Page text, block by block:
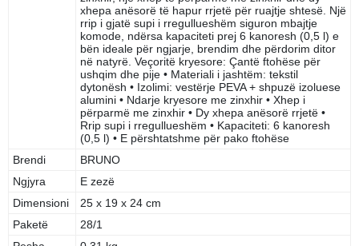
xhepa anësorë të hapur rrjetë për ruajtje shtesë. Një
rrip i gjatë supi i rregullueshëm siguron mbajtje
komode, ndërsa kapaciteti prej 6 kanoresh (0,5 l) e
bën ideale për ngjarje, brendim dhe përdorim ditor
në natyrë. Veçoritë kryesore: Çantë ftohëse për
ushqim dhe pije • Materiali i jashtëm: tekstil
dytonësh • Izolimi: vestërje PEVA + shpuzë izoluese
alumini • Ndarje kryesore me zinxhir • Xhep i
përparmë me zinxhir • Dy xhepa anësorë rrjetë •
Rrip supi i rregullueshëm • Kapaciteti: 6 kanoresh
(0,5 l) • E përshtatshme për pako ftohëse
Brendi
BRUNO
Ngjyra
E zezë
Dimensioni
25 x 19 x 24 cm
Paketë
28/1